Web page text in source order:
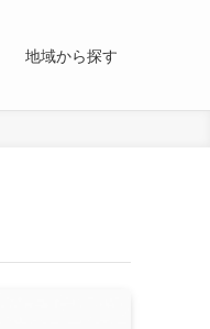
地域から探す